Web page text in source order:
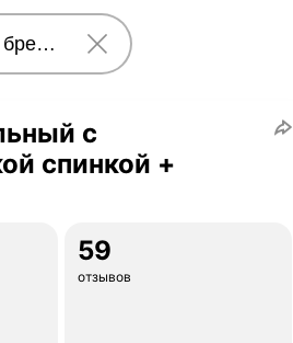
с
спинкой +
59
отзывов